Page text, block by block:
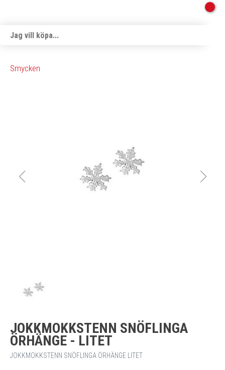
Smycken
JOKKMOKKSTENN SNÖFLINGA
ÖRHÄNGE - LITET
JOKKMOKKSTENN SNÖFLINGA ÖRHÄNGE LITET